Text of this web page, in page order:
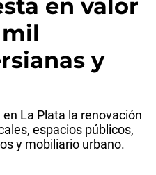
en valor
y
La Plata la renovación
espacios públicos,
y mobiliario urbano.